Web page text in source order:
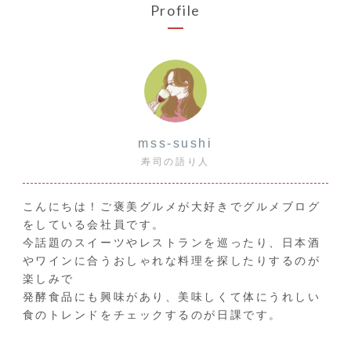
Profile
mss-sushi
寿司の語り人
こんにちは！ご褒美グルメが大好きでグルメブログ
をしている会社員です。
今話題のスイーツやレストランを巡ったり、日本酒
やワインに合うおしゃれな料理を探したりするのが
楽しみで
発酵食品にも興味があり、美味しくて体にうれしい
食のトレンドをチェックするのが日課です。